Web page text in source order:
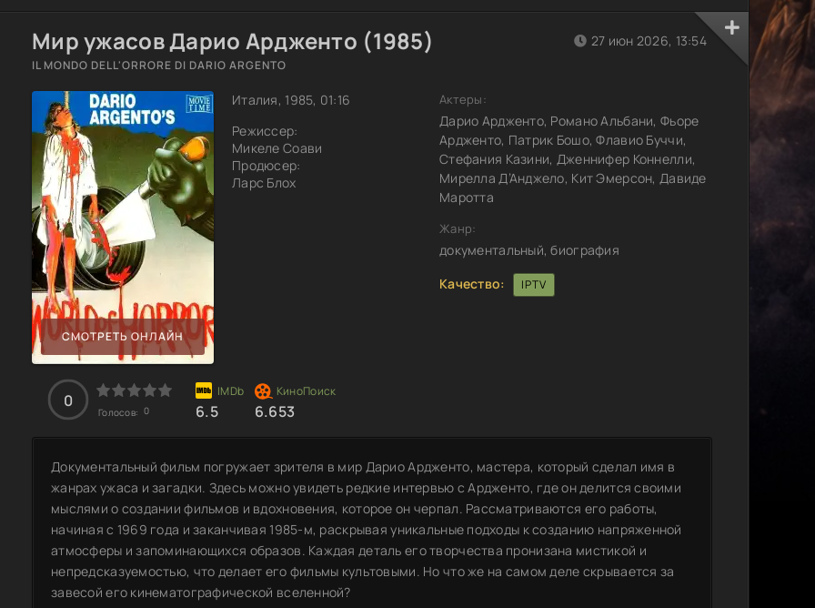
Мир ужасов Дарио Ардженто (1985)
IL MONDO DELL'ORRORE DI DARIO ARGENTO
СМОТРЕТЬ ОНЛАЙН
Италия, 1985, 01:16
Режиссер:
Микеле Соави
Продюсер:
Ларс Блох
27 июн 2026, 13:54
Актеры:
Дарио Ардженто, Романо Альбани, Фьоре
Ардженто, Патрик Бошо, Флавио Буччи,
Стефания Казини, Дженнифер Коннелли,
Мирелла Д’Анджело, Кит Эмерсон, Давиде
Маротта
Жанр:
документальный, биография
Качество:
IPTV
0
Голосов: 0 6.5 6.653
Документальный фильм погружает зрителя в мир Дарио Ардженто, мастера, который сделал имя в
жанрах ужаса и загадки. Здесь можно увидеть редкие интервью с Ардженто, где он делится своими
мыслями о создании фильмов и вдохновения, которое он черпал. Рассматриваются его работы,
начиная с 1969 года и заканчивая 1985-м, раскрывая уникальные подходы к созданию напряженной
атмосферы и запоминающихся образов. Каждая деталь его творчества пронизана мистикой и
непредсказуемостью, что делает его фильмы культовыми. Но что же на самом деле скрывается за
завесой его кинематографической вселенной?